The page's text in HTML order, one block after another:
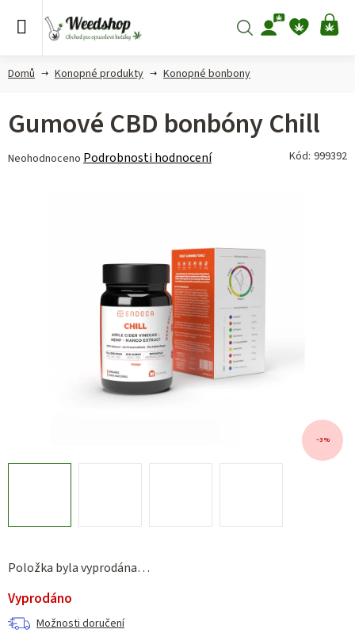
Hledat
Domů Konopné produkty Konopné bonbony
Položka byla vyprodána…
Vyprodáno
Možnosti doručení
Gumové CBD bonbóny Chill
Průměrné
Neohodnoceno Podrobnosti hodnocení Kód: 999392
–3 %